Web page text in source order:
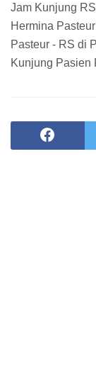
Jam Kunjung
Hermina
Pasteur - RS di
Kunjung Pasien